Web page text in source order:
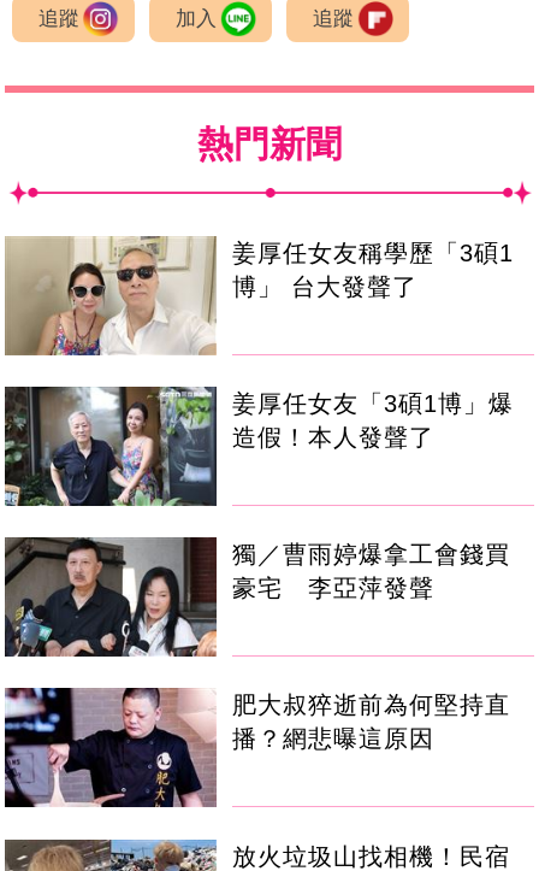
追蹤 加入 追蹤
熱門新聞
姜厚任女友稱學歷「3碩1
博」 台大發聲了
姜厚任女友「3碩1博」爆
造假！本人發聲了
獨／曹雨婷爆拿工會錢買
豪宅 李亞萍發聲
肥大叔猝逝前為何堅持直
播？網悲曝這原因
放火垃圾山找相機！民宿